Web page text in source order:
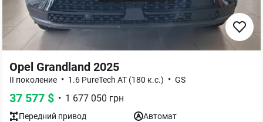
Opel Grandland 2025
II поколение • 1.6 PureTech AT (180 к.с.) • GS
37 577 $ • 1 677 050 грн
Передний привод Автомат